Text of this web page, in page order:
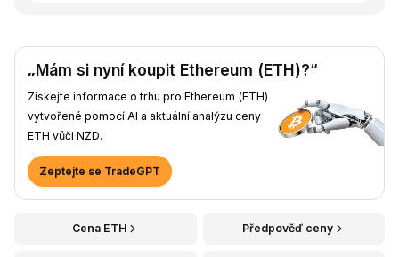
„Mám si nyní koupit Ethereum (ETH)?“
Získejte informace o trhu pro Ethereum (ETH)
vytvořené pomocí AI a aktuální analýzu ceny
ETH vůči NZD.
Zeptejte se TradeGPT
Cena ETH Předpověď ceny